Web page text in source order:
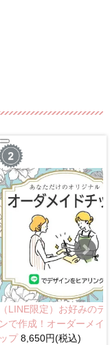
（LINE限定）お好みのデ
ンで作成！オーダーメイ
ップ8,650円(税込)